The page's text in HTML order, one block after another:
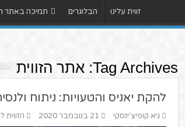
זווית עלינו הבלוגרים תמיכה באתר
Tag Archives: אתר הזווית
להקת יאניס והטעויות: ניתוח
גיא קופיצ'ינסקי 21 בנובמבר 2020 הזווית